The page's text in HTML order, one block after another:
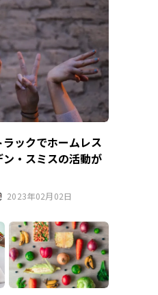
ックでホームレス
・スミスの活動が
2023年02月02日